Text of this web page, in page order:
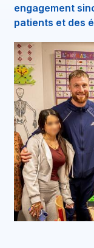
engagement
patients et des